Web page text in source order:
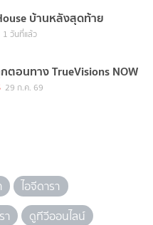
บ้านหลังสุดท้าย
1 วันที่แล้ว
ตอนทาง TrueVisions NOW
29 ก.ค. 69
ไอจีดารา
า
ดูทีวีออนไลน์